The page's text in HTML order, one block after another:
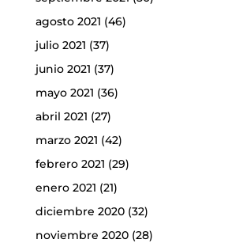
agosto 2021 (46)
julio 2021 (37)
junio 2021 (37)
mayo 2021 (36)
abril 2021 (27)
marzo 2021 (42)
febrero 2021 (29)
enero 2021 (21)
diciembre 2020(32)
noviembre 2020(28)